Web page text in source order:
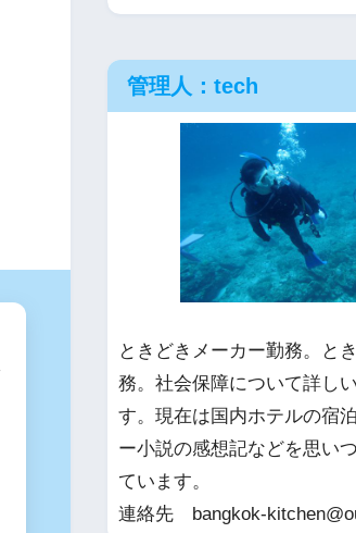
管理人：tech
ときどきメーカー勤務。と
務。社会保障について詳し
す。現在は国内ホテルの宿
ー小説の感想記などを思い
ています。
連絡先 bangkok-